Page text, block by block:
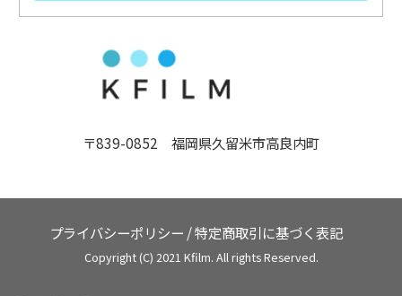
〒839-0852 福岡県久留米市高良内町
プライバシーポリシー /特定商取引に基づく表記
Copyright (C) 2021 Kfilm. All rights Reserved.